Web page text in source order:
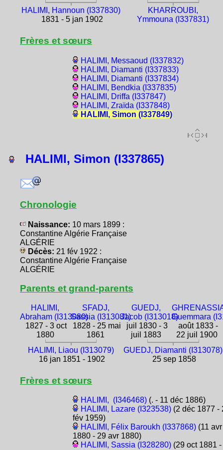
HALIMI, Hannoun (I337830)
1831 - 5 jan 1902
KHARROUBI,
Ymmouna (I337831)
Frères et sœurs
HALIMI, Messaoud (I337832)
HALIMI, Diamanti (I337833)
HALIMI, Diamanti (I337834)
HALIMI, Bendkia (I337835)
HALIMI, Driffa (I337847)
HALIMI, Zraïda (I337848)
HALIMI, Simon (I337849)
HALIMI, Simon (I337865)
Chronologie
Naissance: 10 mars 1899 :
Constantine Algérie Française
ALGÉRIE
Décès: 21 fév 1922 :
Constantine Algérie Française
ALGÉRIE
Parents et grand-parents
HALIMI,
Abraham (I313080)
1827 - 3 oct
1880
SFADJ,
Sassia (I313081)
1828 - 25 mai
1861
GUEDJ,
Jacob (I313018)
juil 1830 - 3
juil 1883
Guemmara
août 1833 -
22 juil 1900
HALIMI, Liaou (I313079)
16 jan 1851 - 1902
GUEDJ, Diamanti (I313078)
25 sep 1858
Frères et sœurs
HALIMI, (I346468)(. - 11 déc 1886)
HALIMI, Lazare (I323538)(2 déc 1877 -
fév 1959)
HALIMI, Félix Baroukh (I337868)(11 avr
1880 - 29 avr 1880)
HALIMI, Sassia (I328280)(29 oct 1881 -